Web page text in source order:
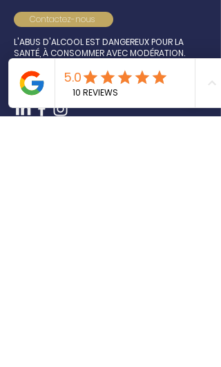
Contactez-nous
L'ABUS D'ALCOOL EST DANGEREUX POUR LA
SANTÉ, À CONSOMMER AVEC MODÉRATION.
PHYSIQUE RÉGULIÈRE.
MANGERBOUGER.FR